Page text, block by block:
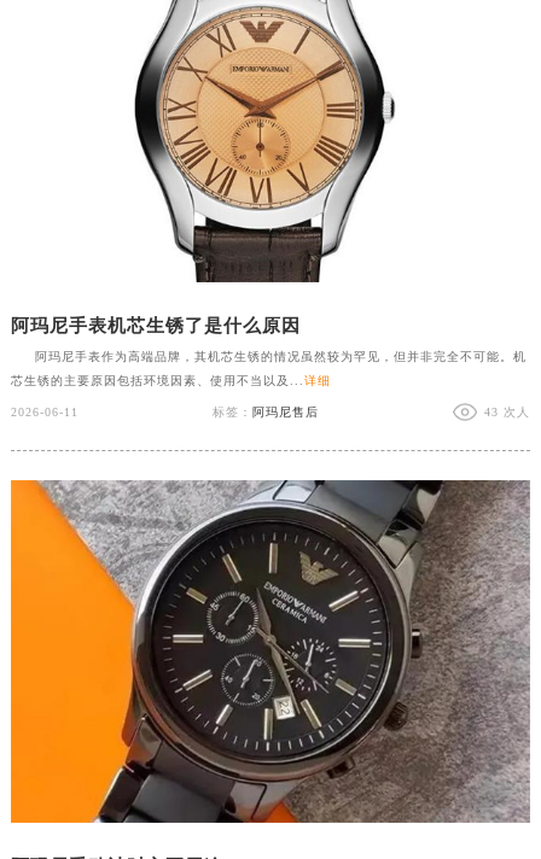
阿玛尼手表机芯生锈了是什么原因
阿玛尼手表作为高端品牌，其机芯生锈的情况虽然较为罕见，但并非完全不可能。机
芯生锈的主要原因包括环境因素、使用不当以及... 详细
2026-06-11 标签： 阿玛尼售后 43 次人